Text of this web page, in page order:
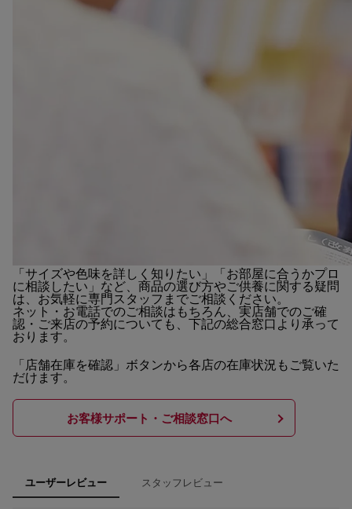
「サイズや色味を詳しく知りたい」「お部屋に合うかプロ
に相談したい」など、商品の選び方やご供養に関する疑問
は、お気軽に専門スタッフまでご相談ください。
ネット・お電話でのご相談はもちろん、実店舗でのご確
認・ご来店の予約についても、下記の総合窓口より承って
おります。
「店舗在庫を確認」ボタンから各店の在庫状況もご覧いた
だけます。
お客様サポート・ご相談窓口へ
ユーザーレビュー スタッフレビュー